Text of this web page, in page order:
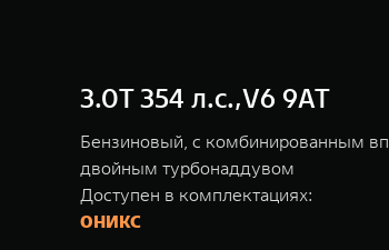
3.0T 354 л.с.,V6 9AT
Бензиновый, с комбинированным
двойным турбонаддувом
Доступен в комплектациях:
ОНИКС